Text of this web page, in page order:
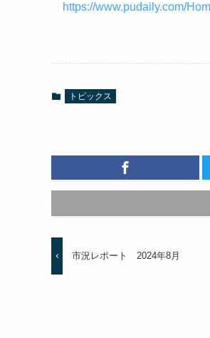
https://www.pudaily.com/
トピックス
市況レポート 2024年8月